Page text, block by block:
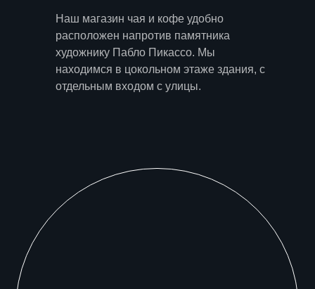
Наш магазин чая и кофе удобно
расположен напротив памятника
художнику Пабло Пикассо. Мы
находимся в цокольном этаже здания, с
отдельным входом с улицы.